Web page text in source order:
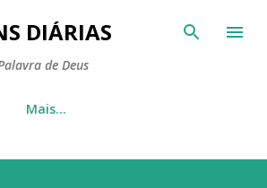
para o conteúdo principal
DIÁRIAS
de Deus
Mais…